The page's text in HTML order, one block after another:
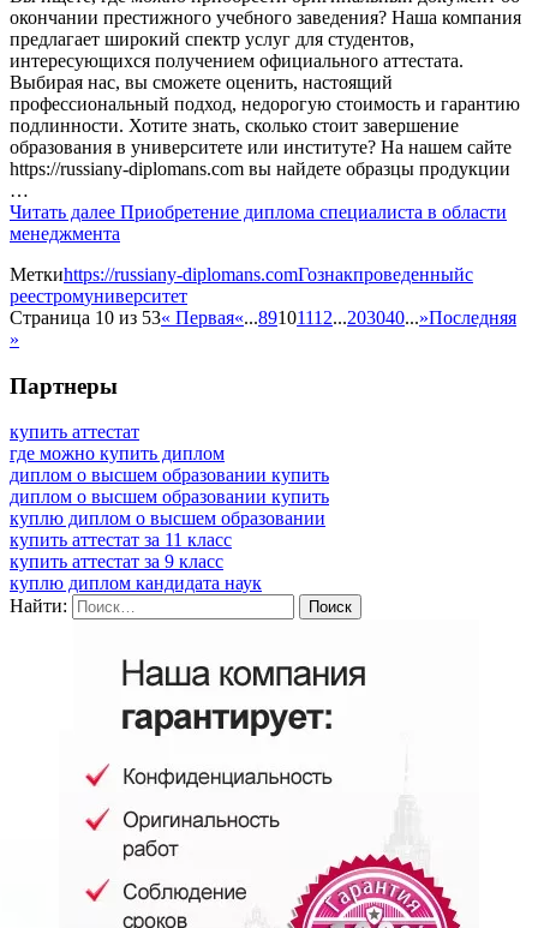
окончании престижного учебного заведения? Наша компания
предлагает широкий спектр услуг для студентов,
интересующихся получением официального аттестата.
Выбирая нас, вы сможете оценить, настоящий
профессиональный подход, недорогую стоимость и гарантию
подлинности. Хотите знать, сколько стоит завершение
образования в университете или институте? На нашем сайте
https://russiany-diplomans.com вы найдете образцы продукции
…
Читать далее Приобретение диплома специалиста в области
менеджмента
Меткиhttps://russiany-diplomans.comГознакпроведенныйс
реестромуниверситет
Страница 10 из 53« Первая«...89101112...203040...»Последняя
»
Партнеры
купить аттестат
где можно купить диплом
диплом о высшем образовании купить
диплом о высшем образовании купить
куплю диплом о высшем образовании
купить аттестат за 11 класс
купить аттестат за 9 класс
куплю диплом кандидата наук
Найти: